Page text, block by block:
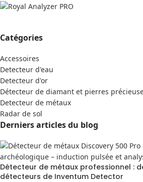
Catégories
Accessoires
Detecteur d'eau
Detecteur d'or
Détecteur de diamant et pierres
Detecteur de métaux
Radar de sol
Derniers articles du blog
Détecteur de métaux professionnel :
détecteurs de Inventum Detector